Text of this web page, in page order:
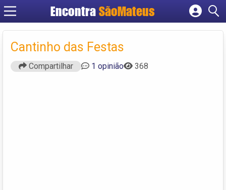
Encontra SãoMateus
Cadastrar empresa
Criar conta
Cantinho das Festas
Compartilhar 1 opinião 368